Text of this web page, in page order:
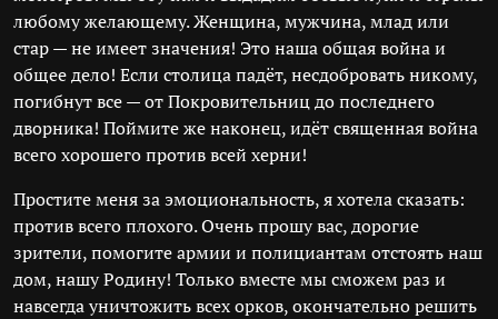
любому желающему. Женщина, мужчина, млад или
стар — не имеет значения! Это наша общая война и
общее дело! Если столица падёт, несдобровать никому,
погибнут все — от Покровительниц до последнего
дворника! Поймите же наконец, идёт священная война
всего хорошего против всей херни!
Простите меня за эмоциональность, я хотела сказать:
против всего плохого. Очень прошу вас, дорогие
зрители, помогите армии и полициантам отстоять наш
дом, нашу Родину! Только вместе мы сможем раз и
навсегда уничтожить всех орков, окончательно решить